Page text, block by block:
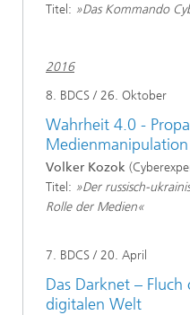
Titel: »Das Kommando
2016
8. BDCS / 26. Oktober
Wahrheit 4.0 -
Volker Kozok
Titel: »Der russisch-
Rolle der Medien«
7. BDCS / 20. April
Das Darknet –
digitalen Welt